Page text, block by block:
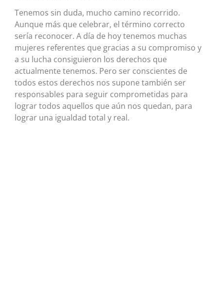
Tenemos sin duda, mucho camino recorrido.
Aunque más que celebrar, el término correcto
sería reconocer. A día de hoy tenemos muchas
mujeres referentes que gracias a su compromiso y
a su lucha consiguieron los derechos que
actualmente tenemos. Pero ser conscientes de
todos estos derechos nos supone también ser
responsables para seguir comprometidas para
lograr todos aquellos que aún nos quedan, para
lograr una igualdad total y real.